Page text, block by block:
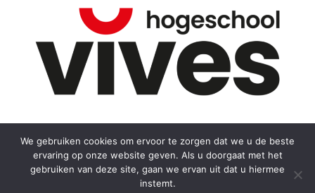
Toolkompas
Bronnen
| Mogelijk gemaakt door
We gebruiken cookies om ervoor te zorgen dat we u de beste
ervaring op onze website geven. Als u doorgaat met het
gebruiken van deze site, gaan we ervan uit dat u hiermee
instemt.